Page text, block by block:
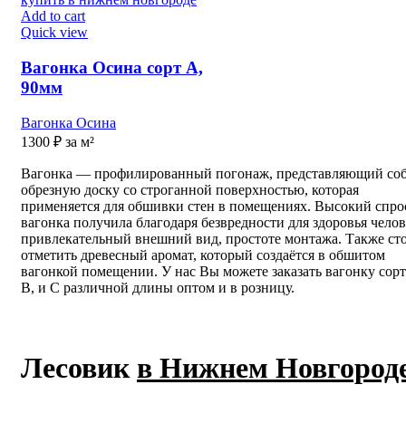
Add to cart
Quick view
Вагонка Осина сорт А,
90мм
Вагонка Осина
1300 ₽ за м²
Вагонка — профилированный погонаж, представляющий
обрезную доску со строганной поверхностью, которая
применяется для обшивки стен в помещениях. Высокий
вагонка получила благодаря безвредности для здоровья
привлекательный внешний вид, простоте монтажа. Также
отметить древесный аромат, который создаётся в обшитом
вагонкой помещении. У нас Вы можете заказать вагонку
B, и C различной длины оптом и в розницу.
Лесовикв Нижнем